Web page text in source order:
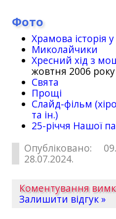
Фото
Храмова історія
Миколайчики
Хресний хід з
жовтня 2006 року
Свята
Прощі
Слайд-фільм
та ін.)
25-рiччя Нашої
Опубліковано:
28.07.2024.
Коментування
Залишити відгук »